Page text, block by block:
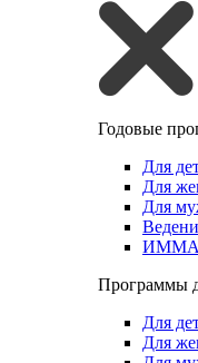
Годовые
Для
Для
Для
ИММА
Программы
Для
Для